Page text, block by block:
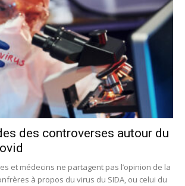
des controverses autour du
et médecins ne partagent pas l’opinion de la
à propos du virus du SIDA, ou celui du